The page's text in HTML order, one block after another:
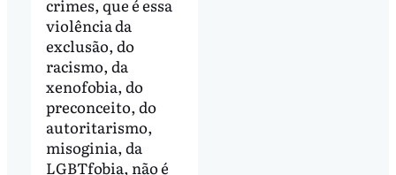
crimes, que é essa
violência da
exclusão, do
racismo, da
xenofobia, do
preconceito, do
autoritarismo,
misoginia, da
LGBTfobia, não é